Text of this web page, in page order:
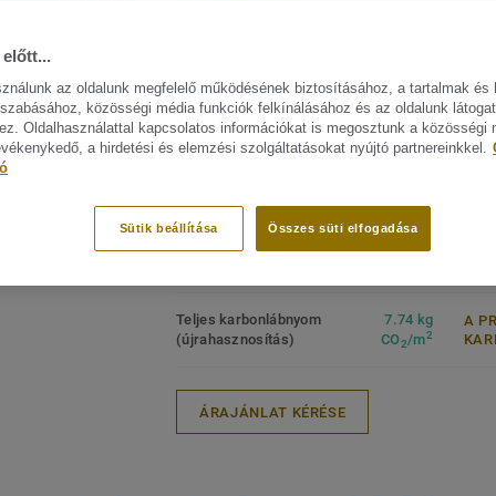
megtekitése. (14)
felületvédelemmel van lekezelve a
költséghatékony karbantartás érdekében.
Szabadidős tevékenységek
Jó járás- és akusztikai komfort
Költséghatékony karbantartás
Hozzájárul a jobb
Teljes
Tekercs (1 ref.)
Teljes karbonlábnyom
(újrahasznosítás)
7.74 kg
CO2/m2
A
ÁRAJÁNLAT KÉRÉSE
előtt...
az oldalunk megfelelő működésének biztosításához, a tartalmak és
közösségi média funkciók felkínálásához és az oldalunk
Oldalhasználattal kapcsolatos információkat is megosztunk a közösségi
a hirdetési és elemzési szolgáltatásokat nyújtó partnereinkkel.
Összes süti elfogadása
Sütik beállítása